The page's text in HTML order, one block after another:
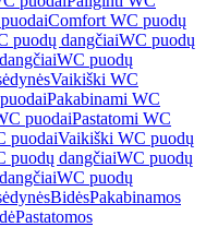
Comfort WC puodų
puodų dangčiaiWC puodų
WC puodų
Vaikiški WC
Pakabinami WC
puodaiPastatomi WC
puodaiVaikiški WC puodų
puodų dangčiaiWC puodų
WC puodų
BidėsPakabinamos
Pastatomos